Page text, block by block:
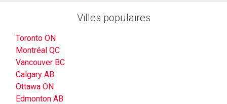
Villes populaires
Toronto ON
Montréal QC
Vancouver BC
Calgary AB
Ottawa ON
Edmonton AB